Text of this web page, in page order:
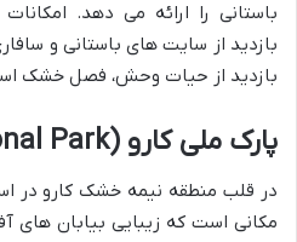
باستانی را ارائه می دهد.
بازدید از سایت های باستانی و
بازدید از حیات وحش، فصل خشک
پارک ملی کارو (Karoo National Park)
در قلب منطقه نیمه خشک کارو در
مکانی است که زیبایی بیابان های